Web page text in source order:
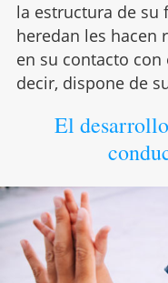
la estructura de su
heredan les hacen
en su contacto
decir, dispone de
El